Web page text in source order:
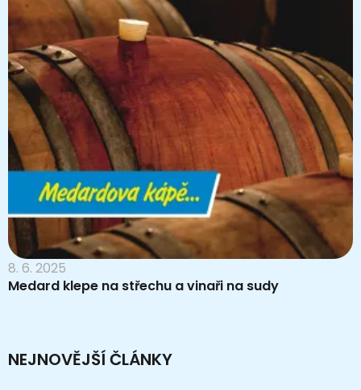
8. 6. 2025
Medard klepe na střechu a vinaři na sudy
NEJNOVĚJŠÍ ČLÁNKY